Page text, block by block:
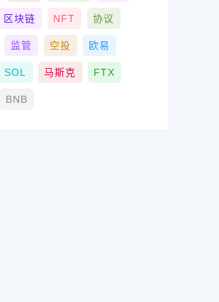
区块链 NFT 协议
监管 空投 欧易
SOL 马斯克 FTX
BNB